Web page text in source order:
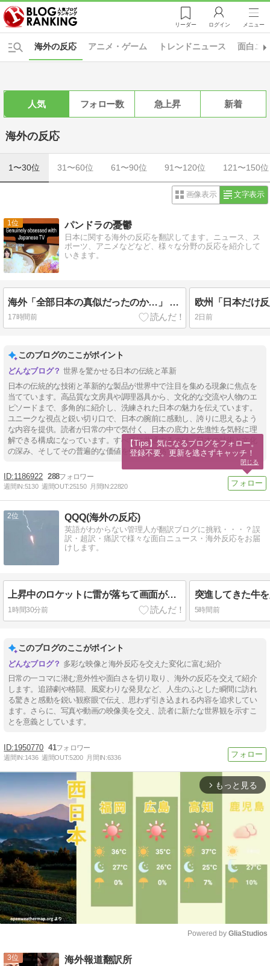
リーダー ログイン メニュー
アニメ・ゲーム トレンドニュース
海外の反応 面白ニ
人気 フォロー数 急上昇 新着
海外の反応
1〜30位 31〜60位 61〜90位 91〜120位 121〜150位
画像表示 文字表示
1 パンドラの憂鬱
日本に関する海外の反応を翻訳してます。ニュース、ス
ポーツ、アニメなどなど、様々な分野の反応を紹介して
いきます。
海外「全部日本の真似だったのか…」 日本の普通のテレビ番組が最新SNSの数十年先を行っていたと話題に
17時間前 2日前
このブログのここがポイント
世界を驚かせる日本の伝統と革新
日本の伝統的な技術と革新的な製品が世界中で注目を集める現象に焦点を
当てています。高品質な文房具や調理器具から、文化的な交流や人物のエ
ピソードまで、多角的に紹介し、洗練された日本の魅力を伝えています。
ユニークな視点と鋭い切り口で、日本の腕前に感動し、誇りに思えるよう
な内容を提供。読者が日常の中で気付く、日本の底力と先進性を気軽に理
解できる構成になっています。すべてに共通するのは、日本の技術と文化
の深み、そしてその普遍的な価値を伝える情熱です。
1186922 288
週間IN:5130 週間OUT:25150 月間IN:22820
2 QQQ(海外の反応)
英語がわからない管理人が翻訳ブログに挑戦・・・？誤
訳・超訳・痛訳で様々な面白ニュース・海外反応をお届
けします。
上昇中のロケットに雷が落ちて画面が真っ白に「ロケット、大丈夫なの……？」【海外の反応】
1時間30分前 5時間前
このブログのここがポイント
多彩な映像と海外反応を交えた変化に富む紹介
日常の一コマに潜む意外性や面白さを切り取り、海外の反応を交えて紹介
します。追跡劇や格闘、風変わりな発見など、人生のふとした瞬間に訪れ
る驚きと感動を鋭い観察眼で伝え、思わず引き込まれる内容を追求してい
ます。さらに、写真や動画の映像美を交え、読者に新たな世界観を示すこ
とを意義としています。
1950770 41
週間IN:1436 週間OUT:5200 月間IN:6336
arrow_forward_ios もっと見る
Powered by GliaStudios
3 海外報道翻訳所
【Tips】気になるブログをフォロー。
登録不要。更新を逃さずキャッチ！
閉じる